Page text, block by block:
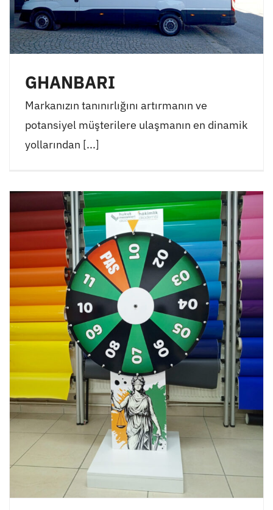
GHANBARI
Markanızın tanınırlığını artırmanın ve
potansiyel müşterilere ulaşmanın en dinamik
yollarından [...]